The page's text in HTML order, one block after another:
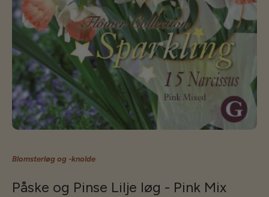
Blomsterløg og -knolde
Påske og Pinse Lilje løg - Pink Mix